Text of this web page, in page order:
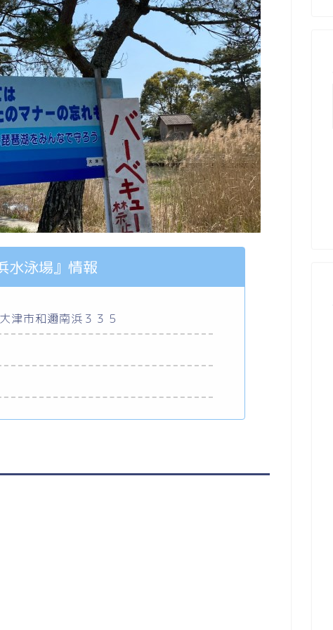
水泳場』情報
津市和邇南浜３３５